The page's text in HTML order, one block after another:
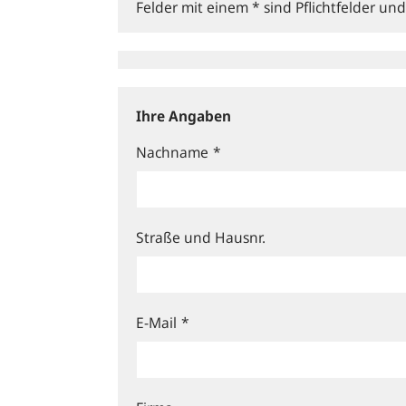
Felder mit einem * sind Pflichtfelder
Ihre Angaben
Nachname *
Straße und Hausnr.
E-Mail *